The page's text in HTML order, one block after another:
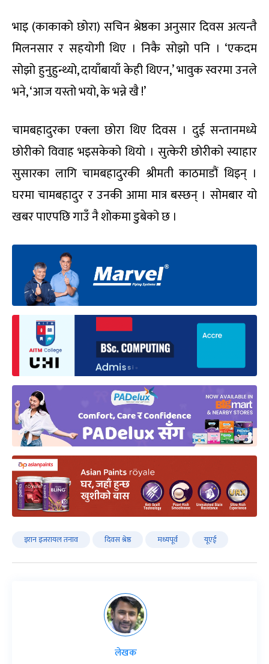
भाइ (काकाको छोरा) सचिन श्रेष्ठका अनुसार दिवस अत्यन्तै
मिलनसार र सहयोगी थिए । निकै सोझो पनि । ‘एकदम
सोझो हुनुहुन्थ्यो, दायाँबायाँ केही थिएन,’ भावुक स्वरमा उनले
भने, ‘आज यस्तो भयो, के भन्ने खै !’
चामबहादुरका एक्ला छोरा थिए दिवस । दुई सन्तानमध्ये
छोरीको विवाह भइसकेको थियो । सुत्केरी छोरीको स्याहार
सुसारका लागि चामबहादुरकी श्रीमती काठमाडौं थिइन् ।
घरमा चामबहादुर र उनकी आमा मात्र बस्छन् । सोमबार यो
खबर पाएपछि गाउँ नै शोकमा डुबेको छ ।
इरान इजरायल तनाव दिवस श्रेष्ठ मध्यपूर्व यूएई
लेखक